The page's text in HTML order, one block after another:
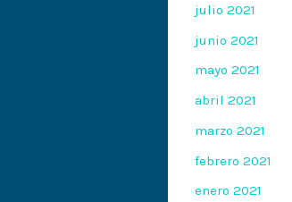
julio 2021
junio 2021
mayo 2021
abril 2021
marzo 2021
febrero 2021
enero 2021